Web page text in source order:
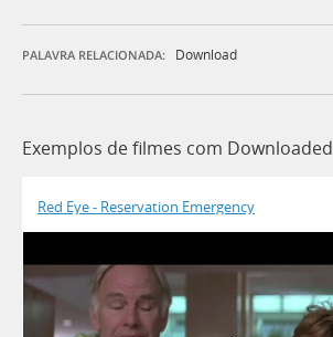
PALAVRA RELACIONADA: Download
Exemplos de filmes com Downloaded
Red Eye - Reservation Emergency